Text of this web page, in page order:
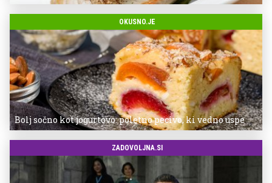
OKUSNO.JE
Bolj sočno kot jogurtovo: poletno pecivo, ki vedno uspe
ZADOVOLJNA.SI